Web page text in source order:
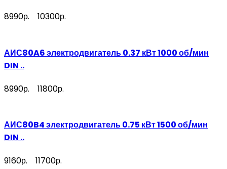
8990р. 10300р.
АИС80A6 электродвигатель 0.37 кВт 1000 об/мин
DIN ..
8990р. 11800р.
АИС80B4 электродвигатель 0.75 кВт 1500 об/мин
DIN ..
9160р. 11700р.